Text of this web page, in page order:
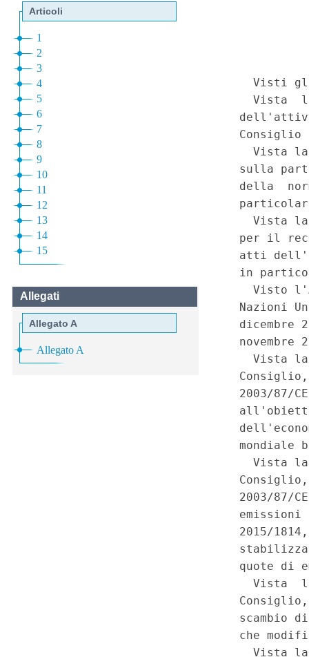
dell'Unione per lo scambio
effetto serra. (24G00163)
14-10-2024)